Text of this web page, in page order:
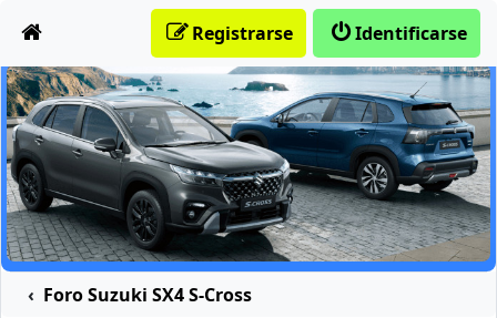
Identificarse
Registrarse
Foro Suzuki SX4 S-Cross